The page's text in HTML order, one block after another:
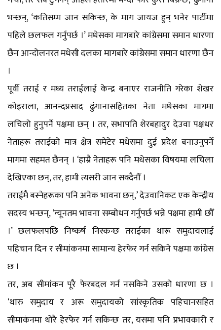
भन्छन्, ‘कतिसम्म जान सकिन्छ, के माग जायज हुन् भनेर पार्टीमा
पहिले छलफल गर्नुपर्छ ।’ मधेसका मागबारे कांग्रेसमा समान धारणा
छैन आन्दोलनरत मधेसी दलका मागबारे कांग्रेसमा समान धारणा छैन
।
पूर्वी तराई र मध्य तराईलाई केन्द्र बनाएर राजनीति गरेका शेखर
कोइराला, आनन्दप्रसाद ढुंगानासहितका नेता मधेसका मागमा
लचिलो हुनुपर्ने पक्षमा छन् । तर, सभापति शेरबहादुर देउवा पक्षधर
नेताहरू तराईको मात्र क्षेत्र समेटेर मधेसमा दुई प्रदेश बनाउनुपर्ने
मागमा सहमत छैनन् । ‘हाम्रै नेताहरू पनि मधेसका विषयमा लचिला
देखिएका छन्, तर, हामी त्यसरी जान सक्दैनौँ ।
तराईमै बस्नेहरूका पनि अनेक भावना छन्,’ देउवानिकट एक केन्द्रीय
सदस्य भन्छन्, ‘न्यूनतम भावना सम्बोधन गर्नुपर्छ भन्ने पक्षमा हामी छौँ
।’ छलफलपछि निष्कर्ष निस्कन्छ तराईका थारू समुदायलाई
पहिचान दिन र सीमांकनमा सामान्य हेरफेर गर्न सकिने पक्षमा कांग्रेस
छ ।
तर, अब सीमांकन पूरै फेरबदल गर्न नसकिने उसको धारणा छ ।
‘थारु समुदाय र अरू समुदायको सांस्कृतिक पहिचानसहित
सीमाकंनमा थोरै हेरफेर गर्न सकिन्छ तर, यसमा पनि प्रभावकारी र